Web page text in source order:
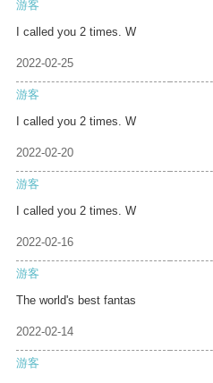
游客
I called you 2 times. W
2022-02-25
游客
I called you 2 times. W
2022-02-20
游客
I called you 2 times. W
2022-02-16
游客
The world's best fantas
2022-02-14
游客